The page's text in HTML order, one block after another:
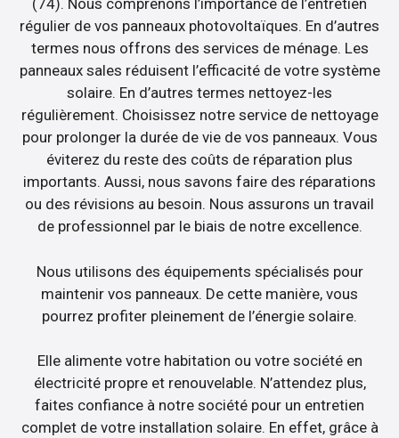
(74). Nous comprenons l’importance de l’entretien
régulier de vos panneaux photovoltaïques. En d’autres
termes nous offrons des services de ménage. Les
panneaux sales réduisent l’efficacité de votre système
solaire. En d’autres termes nettoyez-les
régulièrement. Choisissez notre service de nettoyage
pour prolonger la durée de vie de vos panneaux. Vous
éviterez du reste des coûts de réparation plus
importants. Aussi, nous savons faire des réparations
ou des révisions au besoin. Nous assurons un travail
de professionnel par le biais de notre excellence.
Nous utilisons des équipements spécialisés pour
maintenir vos panneaux. De cette manière, vous
pourrez profiter pleinement de l’énergie solaire.
Elle alimente votre habitation ou votre société en
électricité propre et renouvelable. N’attendez plus,
faites confiance à notre société pour un entretien
complet de votre installation solaire. En effet, grâce à